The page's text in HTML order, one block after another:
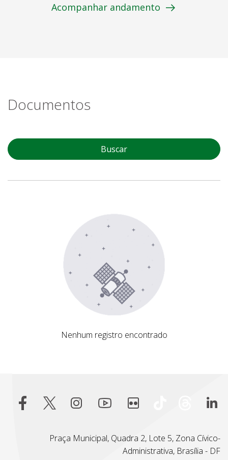
Acompanhar andamento
Documentos
Buscar
Nenhum registro encontrado
Nenhum registro encontrado
Praça Municipal, Quadra 2, Lote 5, Zona Cívico-
Administrativa, Brasília - DF